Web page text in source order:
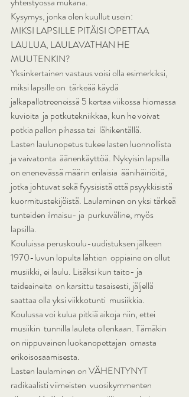
Kysymys, jonka olen kuullut usein:
MIKSI LAPSILLE PITÄISI OPETTAA
LAULUA, LAULAVATHAN HE
MUUTENKIN?
Yksinkertainen vastaus voisi olla esimerkiksi,
miksi lapsille on  tärkeää käydä
jalkapallotreeneissä 5 kertaa viikossa hiomassa
kuvioita  ja potkutekniikkaa, kun he voivat
potkia pallon pihassa tai  lähikentällä.
Lasten laulunopetus tukee lasten luonnollista
ja vaivatonta  äänenkäyttöä. Nykyisin lapsilla
on enenevässä määrin erilaisia  äänihäiriöitä,
jotka johtuvat sekä fyysisistä että psyykkisistä
kuormitustekijöistä. Laulaminen on yksi tärkeä
tunteiden ilmaisu- ja  purkuväline, myös
lapsilla.
Kouluissa peruskoulu-uudistuksen jälkeen
1970-luvun lopulta lähtien  oppiaine on ollut
musiikki, ei laulu. Lisäksi kun taito- ja
taideaineita  on karsittu tasaisesti, jäljellä
saattaa olla yksi viikkotunti  musiikkia.
Koulussa voi kulua pitkiä aikoja niin, ettei
musiikin  tunnilla lauleta ollenkaan. Tämäkin
on riippuvainen luokanopettajan  omasta
erikoisosaamisesta.
Lasten laulaminen on VÄHENTYNYT
radikaalisti viimeisten  vuosikymmenten